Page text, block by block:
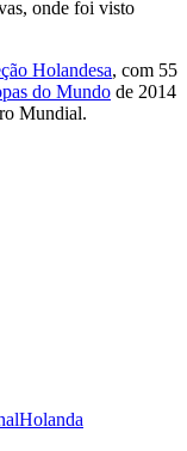
onde foi visto
Holandesa, com 55
do Mundo de 2014
Mundial.
Holanda